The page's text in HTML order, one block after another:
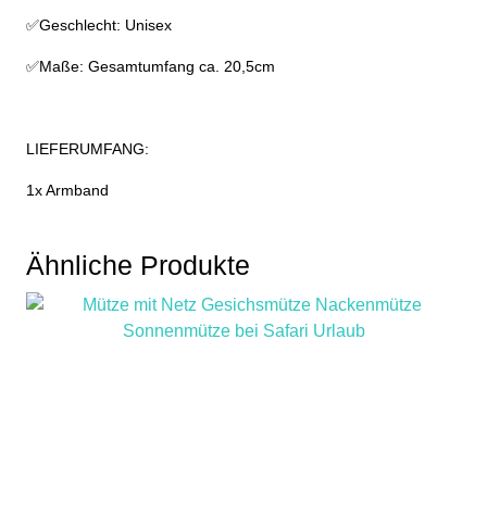
✅Geschlecht: Unisex
✅Maße: Gesamtumfang ca. 20,5cm
LIEFERUMFANG:
1x Armband
Ähnliche Produkte